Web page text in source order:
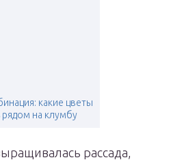
какие цветы
рядом на клумбу
рассада,